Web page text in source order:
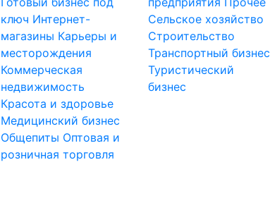
ключ Интернет-
магазины Карьеры и
месторождения
Коммерческая
недвижимость
Красота и здоровье
Медицинский бизнес
Общепиты Оптовая и
розничная торговля
Сельское хозяйство
Строительство
Транспортный бизнес
Туристический
бизнес